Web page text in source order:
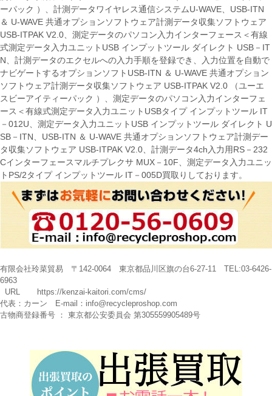
ーパック ）、計測データワイヤレス通信システムU-WAVE、USB-ITN
＆ U-WAVE 共通オプションソフトウェア計測データ収集ソフトウェア
USB-ITPAK V2.0、測定データのパソコン入力インターフェース＜有線
式測定データ入力ユニットUSB インプットツール ダイレクト USB－IT
N、計測データのエクセルへの入力手順を登録でき、入力位置を自動で
ナビゲートするオプションソフトUSB-ITN ＆ U-WAVE 共通オプション
ソフトウェア計測データ収集ソフトウェア USB-ITPAK V2.0 （ユーエ
スビーアイティーパック ）、測定データのパソコン入力インターフェ
ース＜有線式測定データ入力ユニットUSBタイプ インプットツール IT
－012U、測定データ入力ユニットUSB インプットツール ダイレクト U
SB－ITN、USB-ITN ＆ U-WAVE 共通オプションソフトウェア計測デー
タ収集ソフトウェア USB-ITPAK V2.0、計測データ4ch入力用RS－232
Cインターフェースマルチプレクサ MUX－10F、測定データ入力ユニッ
トPS/2タイプ インプットツール IT－005D買取りしております。
有限会社玲菜貿易 〒142-0064 東京都品川区旗の台6-27-11 TEL:03-6426-
6963
URL
https://kenzai-kaitori.com/cms/
代表：カーン E-mail： info@recycleproshop.com
古物商登録番号 ： 東京都公安委員会 第305559905489号